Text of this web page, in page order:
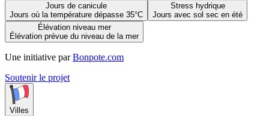
Jours de canicule
Jours où la température dépasse 35°C
Stress hydrique
Jours avec sol sec en été
Élévation niveau mer
Élévation prévue du niveau de la mer
Une initiative par Bonpote.com
Soutenir le projet
Villes